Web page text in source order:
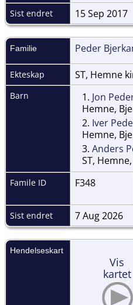
Sist endret 15 Sep 2017
Familie Peder
Ekteskap ST, Hemne
Barn 1. Jon
Hemne,
2. Iver
Hemne,
3. Anders
ST,
Famile ID F348
Sist endret 7 Aug 2026
Hendelseskart
Vis
kartet